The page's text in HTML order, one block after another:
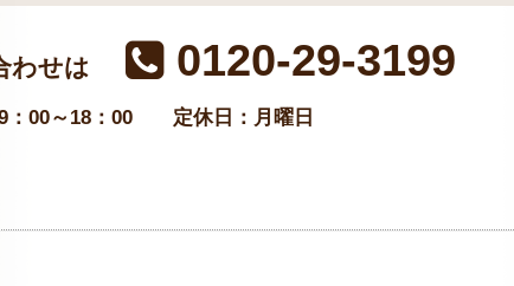
わせは 0120-29-3199
：00～18：00 定休日：月曜日